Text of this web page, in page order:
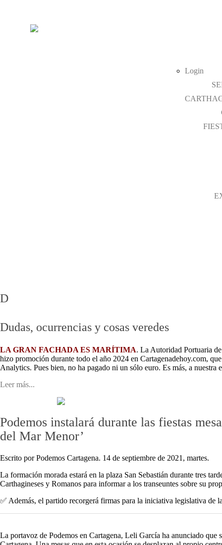
Login
D
Dudas, ocurrencias y cosas veredes
LA GRAN FACHADA ES MARÍTIMA. La Autoridad Portuaria
hizo promoción durante todo el año 2024 en Cartagenadehoy.com,
Analytics. Pues bien, no ha pagado ni un sólo euro. Es más, a nuestra
Leer más...
Podemos instalará durante las fiestas
del Mar Menor’
Escrito por Podemos Cartagena. 14 de septiembre de 2021, martes.
La formación morada estará en la plaza San Sebastián durante tres
Carthagineses y Romanos para informar a los transeuntes sobre su
✅ Además, el partido recorgerá firmas para la iniciativa legislativa de
La portavoz de Podemos en Cartagena, Leli García ha anunciado